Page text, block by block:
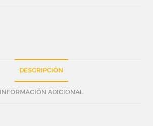
DESCRIPCIÓN
INFORMACIÓN ADICIONAL